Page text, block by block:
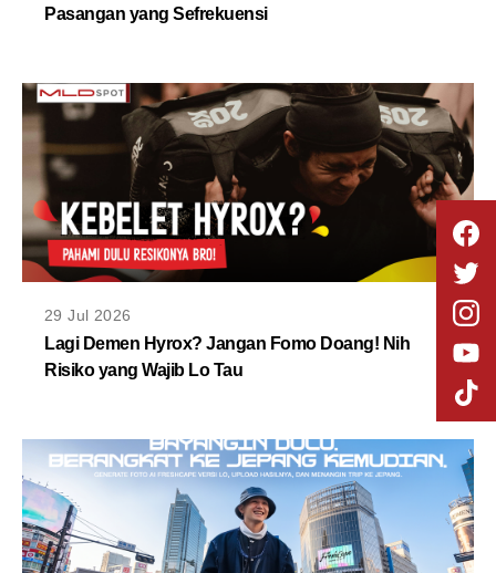
Pasangan yang Sefrekuensi
29 Jul 2026
Lagi Demen Hyrox? Jangan Fomo Doang! Nih
Risiko yang Wajib Lo Tau